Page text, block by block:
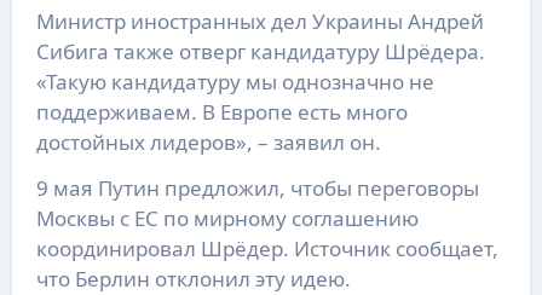
Министр иностранных дел Украины Андрей
Сибига также отверг кандидатуру Шрёдера.
«Такую кандидатуру мы однозначно не
поддерживаем. В Европе есть много
достойных лидеров», – заявил он.
9 мая Путин предложил, чтобы переговоры
Москвы с ЕС по мирному соглашению
координировал Шрёдер. Источник сообщает,
что Берлин отклонил эту идею.